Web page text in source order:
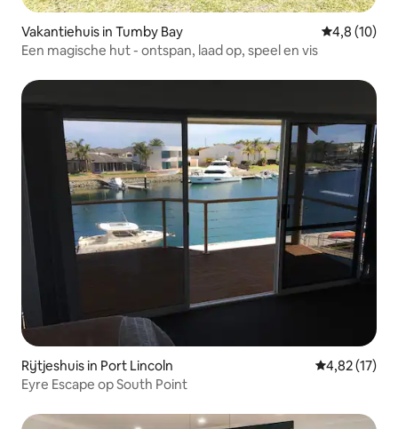
Vakantiehuis in Tumby Bay
4,8 (10)
Een magische hut - ontspan, laad op, speel en vis
Rijtjeshuis in Port Lincoln Gemiddelde
4,82 (17)
Eyre Escape op South Point